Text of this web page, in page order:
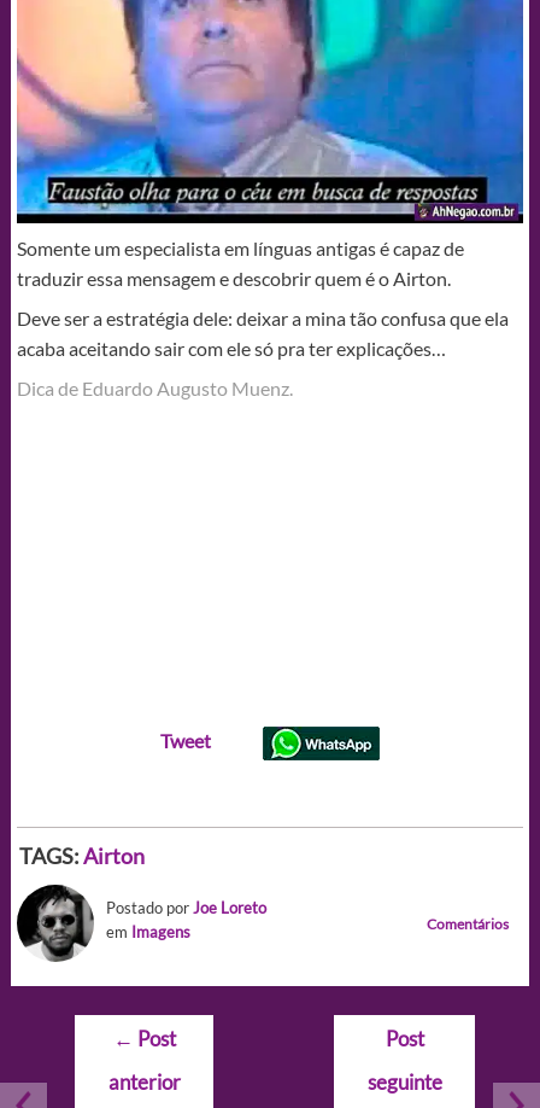
Somente um especialista em línguas antigas é capaz de
traduzir essa mensagem e descobrir quem é o Airton.
Deve ser a estratégia dele: deixar a mina tão confusa que ela
acaba aceitando sair com ele só pra ter explicações…
Dica de Eduardo Augusto Muenz.
Tweet
TAGS:Airton
Postado porJoe Loreto
em Imagens Comentários
Navegação
Post
← Post
anterior
Post
seguinte